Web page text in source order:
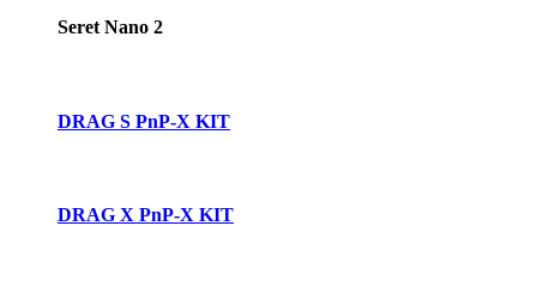
Seret Nano 2
DRAG S PnP-X KIT
DRAG X PnP-X KIT